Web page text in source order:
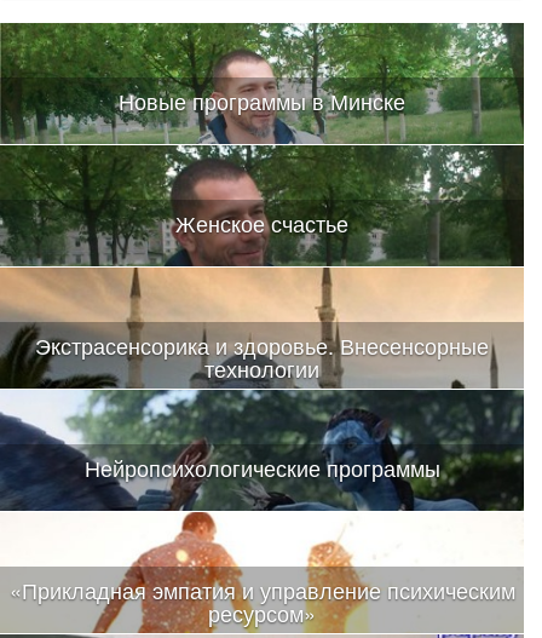
Новые программы в Минске
Женское счастье
Экстрасенсорика и здоровье. Внесенсорные
технологии
Нейропсихологические программы
«Прикладная эмпатия и управление психическим
ресурсом»